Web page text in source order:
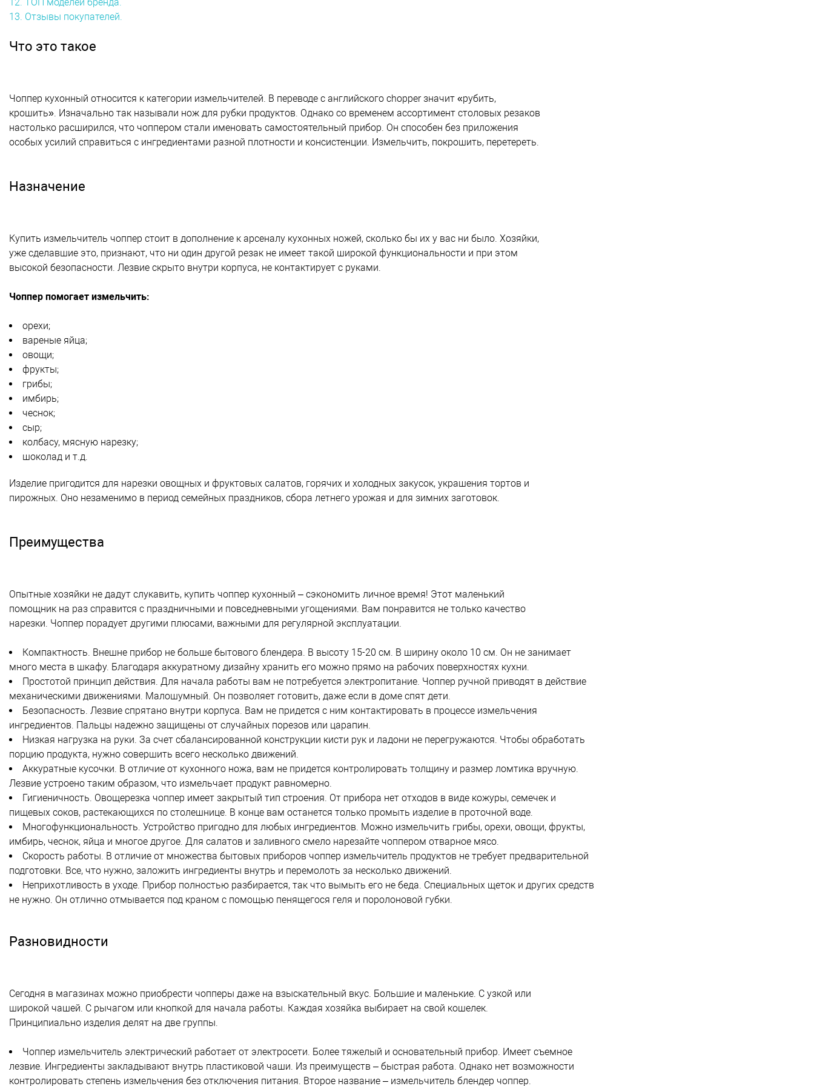
13. Отзывы покупателей.
Что это такое
Чоппер кухонный относится к категории измельчителей. В переводе с английского chopper значит «рубить,
крошить». Изначально так называли нож для рубки продуктов. Однако со временем ассортимент столовых резаков
настолько расширился, что чоппером стали именовать самостоятельный прибор. Он способен без приложения
особых усилий справиться с ингредиентами разной плотности и консистенции. Измельчить, покрошить, перетереть.
Назначение
Купить измельчитель чоппер стоит в дополнение к арсеналу кухонных ножей, сколько бы их у вас ни было. Хозяйки,
уже сделавшие это, признают, что ни один другой резак не имеет такой широкой функциональности и при этом
высокой безопасности. Лезвие скрыто внутри корпуса, не контактирует с руками.
Чоппер помогает измельчить:
орехи;
вареные яйца;
овощи;
фрукты;
грибы;
имбирь;
чеснок;
сыр;
колбасу, мясную нарезку;
шоколад и т.д.
Изделие пригодится для нарезки овощных и фруктовых салатов, горячих и холодных закусок, украшения тортов и
пирожных. Оно незаменимо в период семейных праздников, сбора летнего урожая и для зимних заготовок.
Преимущества
Опытные хозяйки не дадут слукавить, купить чоппер кухонный – сэкономить личное время! Этот маленький
помощник на раз справится с праздничными и повседневными угощениями. Вам понравится не только качество
нарезки. Чоппер порадует другими плюсами, важными для регулярной эксплуатации.
Компактность. Внешне прибор не больше бытового блендера. В высоту 15-20 см. В ширину около 10 см. Он не занимает
много места в шкафу. Благодаря аккуратному дизайну хранить его можно прямо на рабочих поверхностях кухни.
Простотой принцип действия. Для начала работы вам не потребуется электропитание. Чоппер ручной приводят в действие
механическими движениями. Малошумный. Он позволяет готовить, даже если в доме спят дети.
Безопасность. Лезвие спрятано внутри корпуса. Вам не придется с ним контактировать в процессе измельчения
ингредиентов. Пальцы надежно защищены от случайных порезов или царапин.
Низкая нагрузка на руки. За счет сбалансированной конструкции кисти рук и ладони не перегружаются. Чтобы обработать
порцию продукта, нужно совершить всего несколько движений.
Аккуратные кусочки. В отличие от кухонного ножа, вам не придется контролировать толщину и размер ломтика вручную.
Лезвие устроено таким образом, что измельчает продукт равномерно.
Гигиеничность. Овощерезка чоппер имеет закрытый тип строения. От прибора нет отходов в виде кожуры, семечек и
пищевых соков, растекающихся по столешнице. В конце вам останется только промыть изделие в проточной воде.
Многофункциональность. Устройство пригодно для любых ингредиентов. Можно измельчить грибы, орехи, овощи, фрукты,
имбирь, чеснок, яйца и многое другое. Для салатов и заливного смело нарезайте чоппером отварное мясо.
Скорость работы. В отличие от множества бытовых приборов чоппер измельчитель продуктов не требует предварительной
подготовки. Все, что нужно, заложить ингредиенты внутрь и перемолоть за несколько движений.
Неприхотливость в уходе. Прибор полностью разбирается, так что вымыть его не беда. Специальных щеток и других средств
не нужно. Он отлично отмывается под краном с помощью пенящегося геля и поролоновой губки.
Разновидности
Сегодня в магазинах можно приобрести чопперы даже на взыскательный вкус. Большие и маленькие. С узкой или
широкой чашей. С рычагом или кнопкой для начала работы. Каждая хозяйка выбирает на свой кошелек.
Принципиально изделия делят на две группы.
Чоппер измельчитель электрический работает от электросети. Более тяжелый и основательный прибор. Имеет съемное
лезвие. Ингредиенты закладывают внутрь пластиковой чаши. Из преимуществ – быстрая работа. Однако нет возможности
контролировать степень измельчения без отключения питания. Второе название – измельчитель блендер чоппер.